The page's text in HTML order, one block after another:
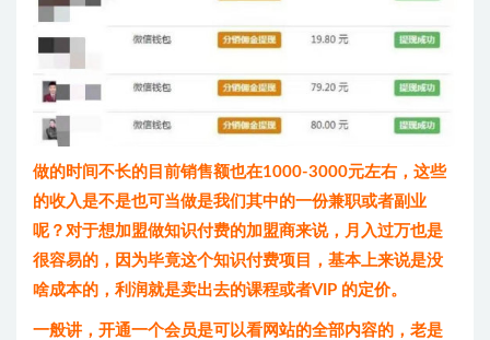
做的时间不长的目前销售额也在1000-3000元左右，这些
的收入是不是也可当做是我们其中的一份兼职或者副业
呢？对于想加盟做知识付费的加盟商来说，月入过万也是
很容易的，因为毕竟这个知识付费项目，基本上来说是没
啥成本的，利润就是卖出去的课程或者VIP 的定价。
一般讲，开通一个会员是可以看网站的全部内容的，老是